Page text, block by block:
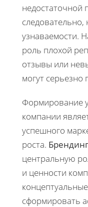
недостаточной
узнаваемости.
роль плохой
отзывы или
могут серьезно
Формирование
компании
успешного
роста. Брендинг
центральную
и ценности
сформировать